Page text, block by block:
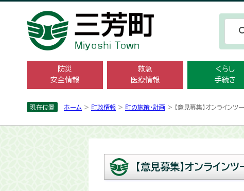
防災
安全情報
救急
医療情報
くらし
手続き
現在位置 ホーム > 町政情報 > 町の施策・計画 > 【意見募集】オンラインツ
【意見募集】オンライン